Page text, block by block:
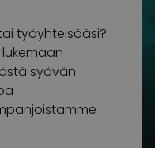
työyhteisöäsi?
syövän